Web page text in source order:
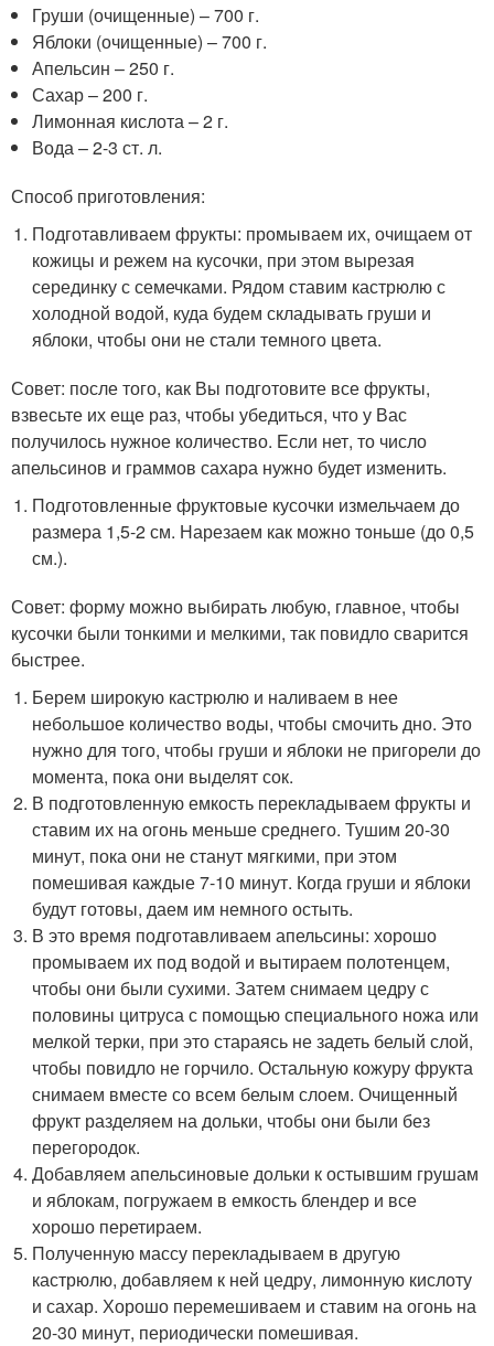
Груши (очищенные) – 700 г.
Яблоки (очищенные) – 700 г.
Апельсин – 250 г.
Сахар – 200 г.
Лимонная кислота – 2 г.
Вода – 2-3 ст. л.
Способ приготовления:
Подготавливаем фрукты: промываем их, очищаем от
кожицы и режем на кусочки, при этом вырезая
серединку с семечками. Рядом ставим кастрюлю с
холодной водой, куда будем складывать груши и
яблоки, чтобы они не стали темного цвета.
Совет: после того, как Вы подготовите все фрукты,
взвесьте их еще раз, чтобы убедиться, что у Вас
получилось нужное количество. Если нет, то число
апельсинов и граммов сахара нужно будет изменить.
Подготовленные фруктовые кусочки измельчаем до
размера 1,5-2 см. Нарезаем как можно тоньше (до 0,5
см.).
Совет: форму можно выбирать любую, главное, чтобы
кусочки были тонкими и мелкими, так повидло сварится
быстрее.
Берем широкую кастрюлю и наливаем в нее
небольшое количество воды, чтобы смочить дно. Это
нужно для того, чтобы груши и яблоки не пригорели до
момента, пока они выделят сок.
В подготовленную емкость перекладываем фрукты и
ставим их на огонь меньше среднего. Тушим 20-30
минут, пока они не станут мягкими, при этом
помешивая каждые 7-10 минут. Когда груши и яблоки
будут готовы, даем им немного остыть.
В это время подготавливаем апельсины: хорошо
промываем их под водой и вытираем полотенцем,
чтобы они были сухими. Затем снимаем цедру с
половины цитруса с помощью специального ножа или
мелкой терки, при это стараясь не задеть белый слой,
чтобы повидло не горчило. Остальную кожуру фрукта
снимаем вместе со всем белым слоем. Очищенный
фрукт разделяем на дольки, чтобы они были без
перегородок.
Добавляем апельсиновые дольки к остывшим грушам
и яблокам, погружаем в емкость блендер и все
хорошо перетираем.
Полученную массу перекладываем в другую
кастрюлю, добавляем к ней цедру, лимонную кислоту
и сахар. Хорошо перемешиваем и ставим на огонь на
20-30 минут, периодически помешивая.